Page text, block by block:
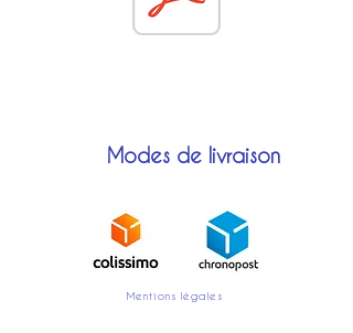
à compléter pour la réalisation
Modes de livraison
Mentions légales